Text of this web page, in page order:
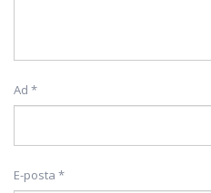
Ad *
E-posta *